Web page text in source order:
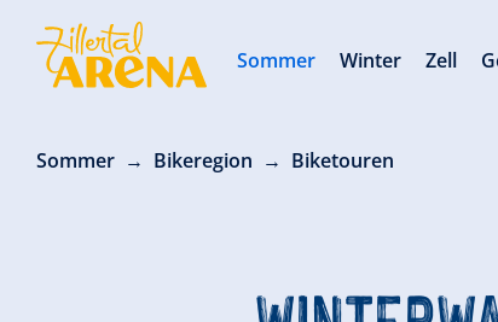
Sommer Bikeregion Biketouren
Sommer Winter Zell